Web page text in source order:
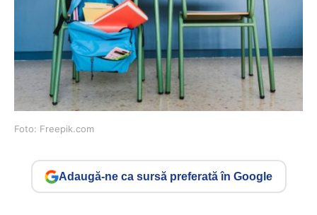
Foto: Freepik.com
Adaugă-ne ca sursă preferată în Google